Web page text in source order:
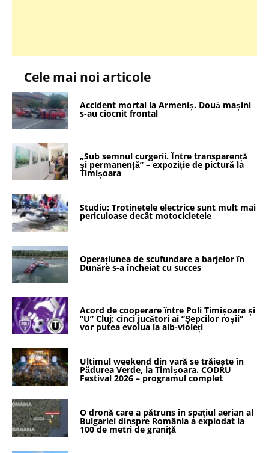
Cele mai noi articole
Accident mortal la Armeniș. Două mașini
s-au ciocnit frontal
„Sub semnul curgerii. Între transparență
și permanență” – expoziție de pictură la
Timișoara
Studiu: Trotinetele electrice sunt mult mai
periculoase decât motocicletele
Operațiunea de scufundare a barjelor în
Dunăre s-a încheiat cu succes
Acord de cooperare între Poli Timișoara și
”U” Cluj: cinci jucători ai ”Șepcilor roșii”
vor putea evolua la alb-violeți
Ultimul weekend din vară se trăiește în
Pădurea Verde, la Timișoara. CODRU
Festival 2026 – programul complet
O dronă care a pătruns în spațiul aerian al
Bulgariei dinspre România a explodat la
100 de metri de graniță